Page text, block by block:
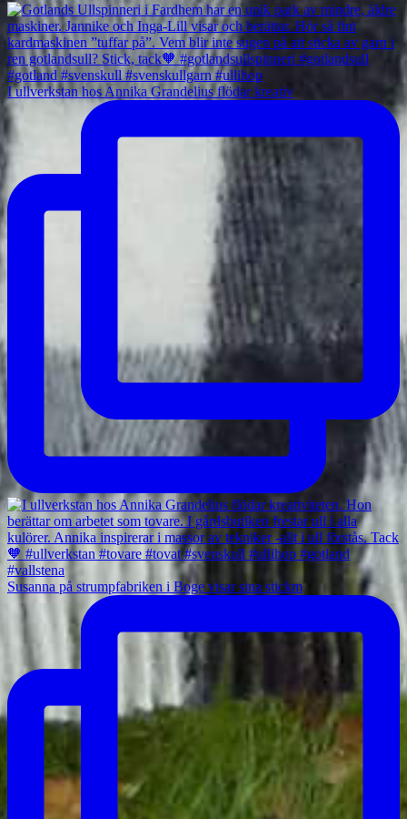
I ullverkstan hos Annika Grandelius flödar kreativ
Susanna på strumpfabriken i Boge visar sina stickm